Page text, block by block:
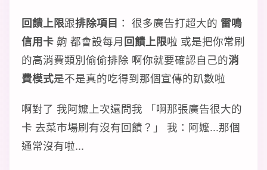
回饋上限跟排除項目 ： 很多廣告打超大的 雷鳴
信用卡 齁 都會設每月回饋上限啦 或是把你常刷
的高消費類別偷偷排除 啊你就要確認自己的消
費模式是不是真的吃得到那個宣傳的趴數啦
啊對了 我阿嬤上次還問我 「啊那張廣告很大的
卡 去菜市場刷有沒有回饋？」 我：阿嬤...那個
通常沒有啦...